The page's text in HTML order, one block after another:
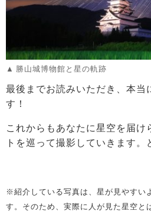
勝山城博物館と星の軌跡
最後までお読みいただき、本当
す！
これからもあなたに星空を届け
トを巡って撮影していきます
※紹介している写真は、星が見やすい
す。そのため、実際に人が見た星空と